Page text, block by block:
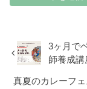
3ヶ月で
師養成講
真夏のカレーフ